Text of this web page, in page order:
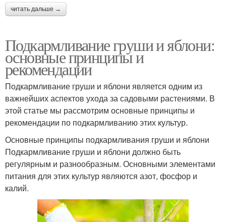
читать дальше →
Подкармливание груши и яблони:
основные принципы и
рекомендации
Подкармливание груши и яблони является одним из
важнейших аспектов ухода за садовыми растениями. В
этой статье мы рассмотрим основные принципы и
рекомендации по подкармливанию этих культур.
Основные принципы подкармливания груши и яблони
Подкармливание груши и яблони должно быть
регулярным и разнообразным. Основными элементами
питания для этих культур являются азот, фосфор и
калий.